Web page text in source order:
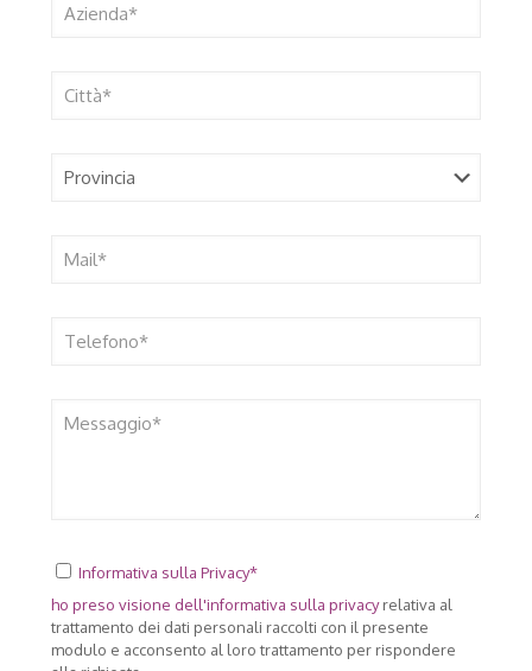
Informativa sulla Privacy*
ho preso visione dell'informativa sulla privacyrelativa al
trattamento dei dati personali raccolti con il presente
modulo e acconsento al loro trattamento per rispondere